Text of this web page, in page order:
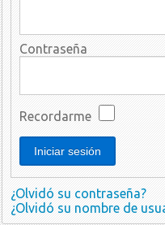
Contraseña
Recordarme
¿Olvidó su contraseña?
¿Olvidó su nombre de